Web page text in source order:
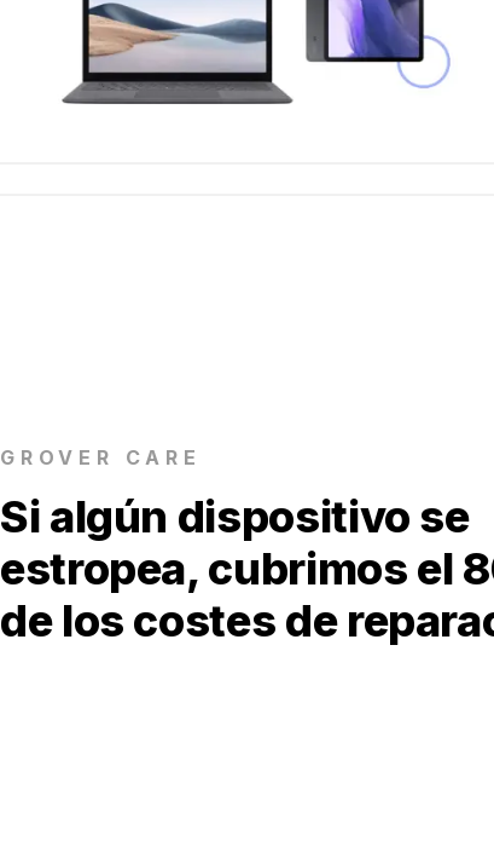
GROVER CARE
Si algún dispositivo se
estropea, cubrimos el
de los costes de